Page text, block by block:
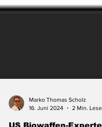
Marko Thomas Scholz